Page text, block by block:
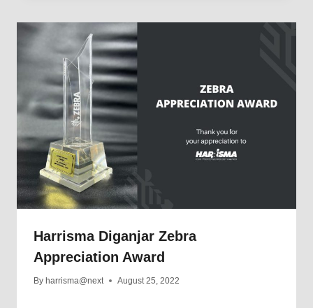
Harrisma Diganjar Zebra
Appreciation Award
By harrisma@next August 25, 2022